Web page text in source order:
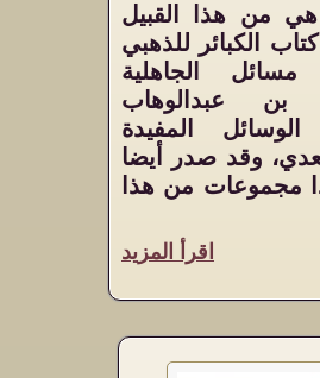
هي من هذا القبيل
الكبائر للذهبي
الجاهلية
بن عبدالوهاب
المفيدة
وقد صدر أيضا
مجموعات من هذا
اقرأ المزيد